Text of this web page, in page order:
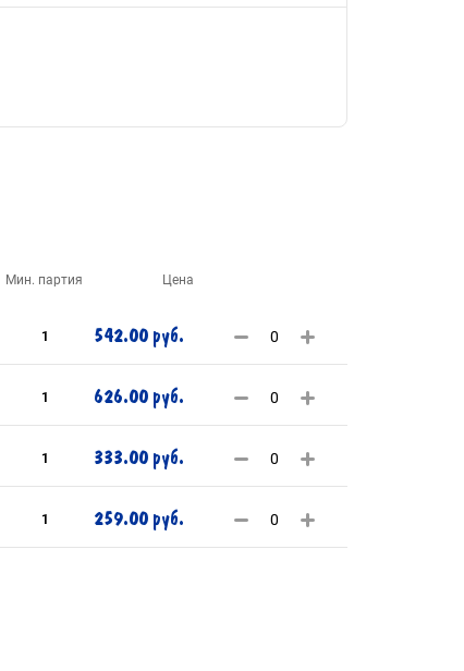
Мин. партия Цена
1 542.00 руб.
1 626.00 руб.
1 333.00 руб.
1 259.00 руб.